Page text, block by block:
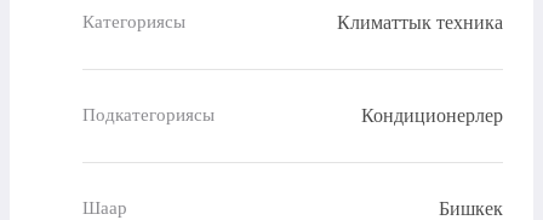
Категориясы Климаттык техника
Подкатегориясы Кондиционерлер
Шаар Бишкек